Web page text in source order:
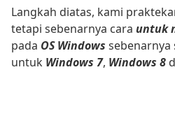
Langkah diatas, kami
tetapi sebenarnya cara untuk
pada OS Windows sebenarnya
untuk Windows 7, Windows 8